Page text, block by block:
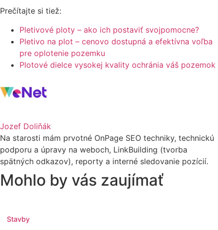
Prečítajte si tiež:
Pletivové ploty – ako ich postaviť svojpomocne?
Pletivo na plot – cenovo dostupná a efektívna voľba
pre oplotenie pozemku
Plotové dielce vysokej kvality ochránia váš pozemok
Jozef Doliňák
Na starosti mám prvotné OnPage SEO techniky, technickú
podporu a úpravy na weboch, LinkBuilding (tvorba
spätných odkazov), reporty a interné sledovanie pozícií.
Mohlo by vás zaujímať
Stavby